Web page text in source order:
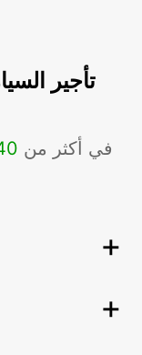
تأجير
موقعًا لشركة Europcar في أكثر من